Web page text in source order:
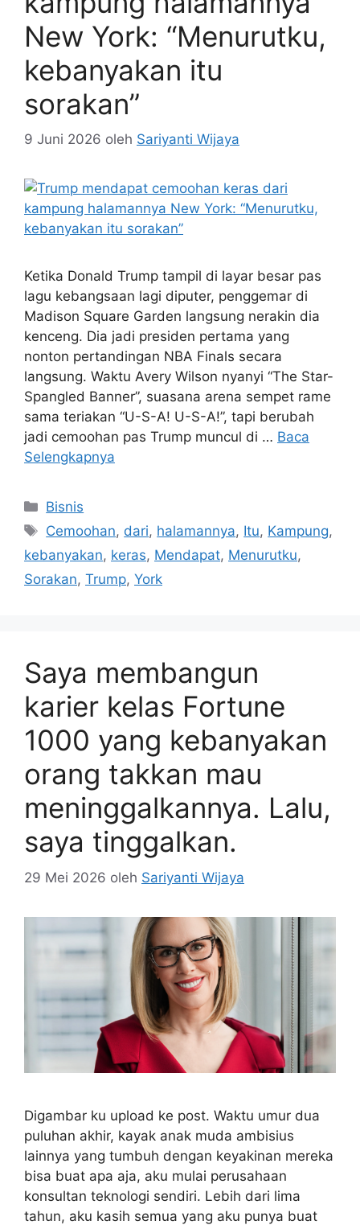
New York: “Menurutku,
kebanyakan itu
sorakan”
9 Juni 2026 oleh Sariyanti Wijaya
Ketika Donald Trump tampil di layar besar pas
lagu kebangsaan lagi diputer, penggemar di
Madison Square Garden langsung nerakin dia
kenceng. Dia jadi presiden pertama yang
nonton pertandingan NBA Finals secara
langsung. Waktu Avery Wilson nyanyi “The Star-
Spangled Banner”, suasana arena sempet rame
sama teriakan “U-S-A! U-S-A!”, tapi berubah
jadi cemoohan pas Trump muncul di … Baca
Selengkapnya
Kategori
Bisnis
Tag
Cemoohan, dari, halamannya, Itu, Kampung,
kebanyakan, keras, Mendapat, Menurutku,
Sorakan, Trump, York
Saya membangun
karier kelas Fortune
1000 yang kebanyakan
orang takkan mau
meninggalkannya. Lalu,
saya tinggalkan.
29 Mei 2026 oleh Sariyanti Wijaya
Digambar ku upload ke post. Waktu umur dua
puluhan akhir, kayak anak muda ambisius
lainnya yang tumbuh dengan keyakinan mereka
bisa buat apa aja, aku mulai perusahaan
konsultan teknologi sendiri. Lebih dari lima
tahun, aku kasih semua yang aku punya buat